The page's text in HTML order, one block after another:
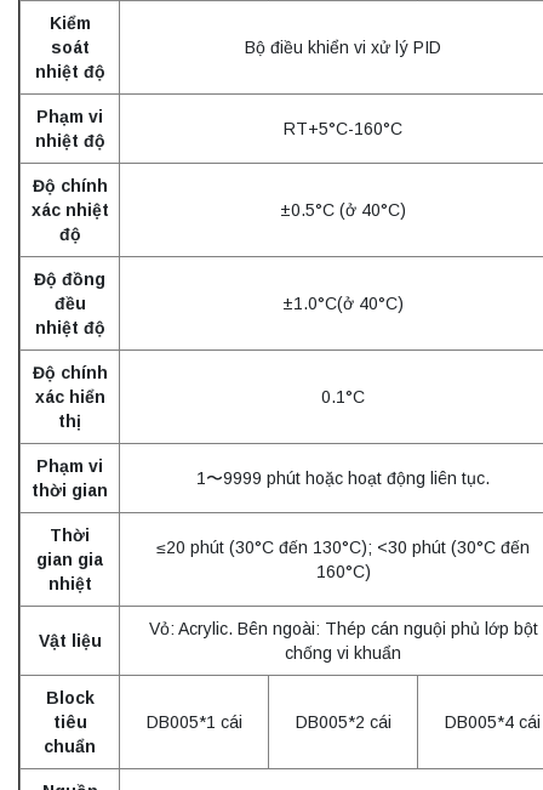
Kiểm
soát
nhiệt độ
Bộ điều khiển vi xử lý PID
Phạm vi
nhiệt độ
RT+5°C-160°C
Độ chính
xác nhiệt
độ
±0.5°C (ở 40°C)
Độ đồng
đều
nhiệt độ
±1.0°C(ở 40°C)
Độ chính
xác hiển
thị
0.1°C
Phạm vi
thời gian
1〜9999 phút hoặc hoạt động liên tục.
Thời
gian gia
nhiệt
≤20 phút (30°C đến 130°C); <30 phút (30°C đến
160°C)
Vật liệu
Vỏ: Acrylic. Bên ngoài: Thép cán nguội phủ lớp bột
chống vi khuẩn
Block
tiêu
chuẩn
DB005*1 cái DB005*2 cái DB005*4 cái